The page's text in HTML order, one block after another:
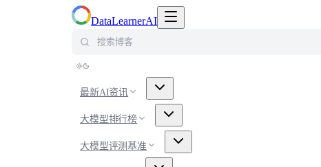
DataLearnerAI
最新AI资讯
大模型排行榜
大模型评测基准